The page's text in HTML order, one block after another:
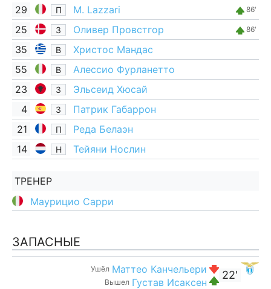
29 П M. Lazzari 86'
25 З Оливер Провстгор 86'
35 В
Христос Мандас
55
В
Алессио Фурланетто
23
З
Эльсеид Хюсай
4
З
Патрик Габаррон
21
П
Реда Белаэн
14
Н Тейяни Нослин
ТРЕНЕР
Маурицио Сарри
ЗАПАСНЫЕ
22'
Ушёл Маттео Канчельери
Вышел Густав Исаксен